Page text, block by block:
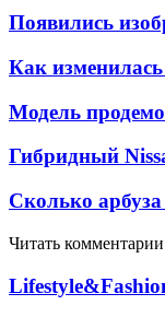
Появились
Как
Модель
Гибридный
Сколько
Читать комментарии